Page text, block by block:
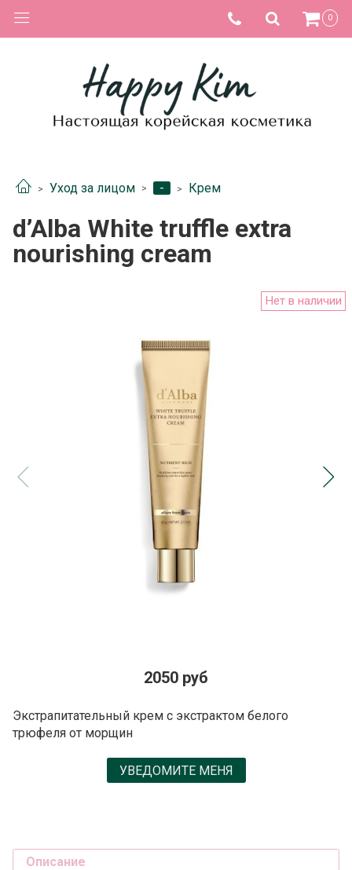
0
Уход за лицом - Крем
d’Alba White truffle extra
nourishing cream
Нет в наличии
2050 руб
Экстрапитательный крем с экстрактом белого
трюфеля от морщин
УВЕДОМИТЕ МЕНЯ
Описание